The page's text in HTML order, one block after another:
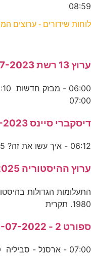
08:59
לוחות שידורים - ערוצים
ערוץ 13 רשת 07-07-2023
07:00
דיסקברי סיינס 07-11-2023
06:12 - איך עשו את זה? 25 - פרק 13 06:36 - איך
ערוץ ההיסטוריה 08-10-2025
1980. תקרית
ספורט 2 - 31-07-2022
07:00 - ארסנל - סביליה 08:50 - צ'לסי - אודינזה 10:45 - וואלה!